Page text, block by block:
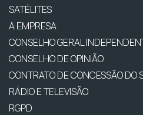
SATÉLITES
A EMPRESA
CONSELHO GERAL
CONSELHO DE OPINIÃO
CONTRATO DE CONCESSÃO DO
RÁDIO E TELEVISÃO
RGPD